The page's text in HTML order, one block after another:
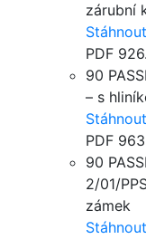
zárubní
Stáhnout
PDF
90
– s
Stáhnout
PDF
90
2/01/
zámek
Stáhnout